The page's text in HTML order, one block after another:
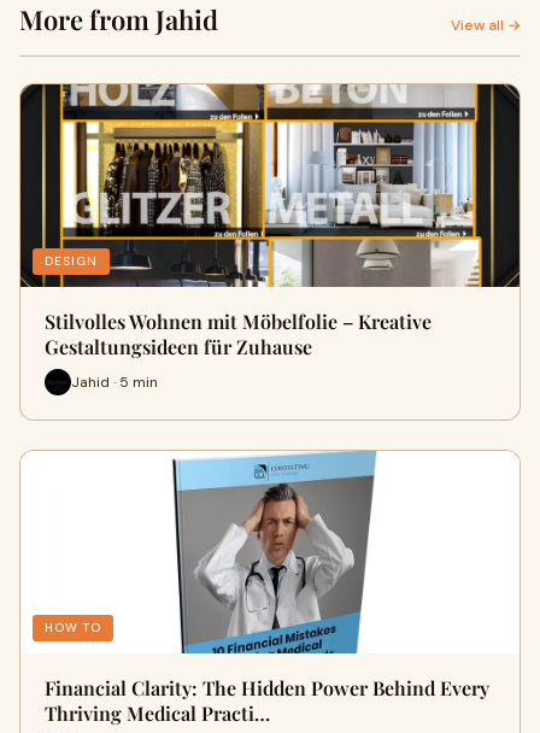
More from Jahid View all →
DESIGN
Stilvolles Wohnen mit Möbelfolie – Kreative
Gestaltungsideen für Zuhause
Jahid · 5 min
HOW TO
Financial Clarity: The Hidden Power Behind Every
Thriving Medical Practi…